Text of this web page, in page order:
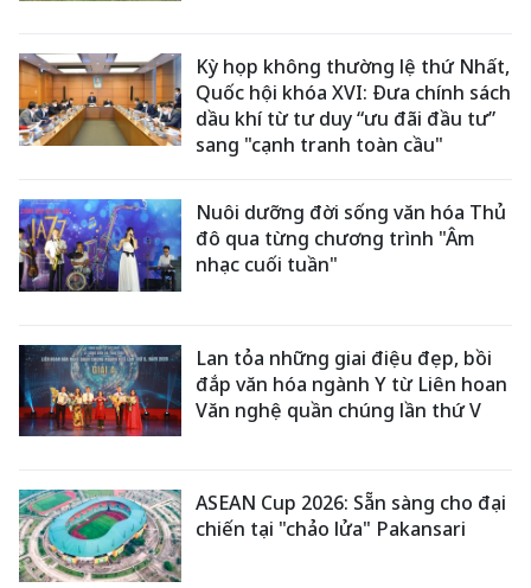
Kỳ họp không thường lệ thứ Nhất,
Quốc hội khóa XVI: Đưa chính sách
dầu khí từ tư duy “ưu đãi đầu tư”
sang "cạnh tranh toàn cầu"
Nuôi dưỡng đời sống văn hóa Thủ
đô qua từng chương trình "Âm
nhạc cuối tuần"
Lan tỏa những giai điệu đẹp, bồi
đắp văn hóa ngành Y từ Liên hoan
Văn nghệ quần chúng lần thứ V
ASEAN Cup 2026: Sẵn sàng cho đại
chiến tại "chảo lửa" Pakansari